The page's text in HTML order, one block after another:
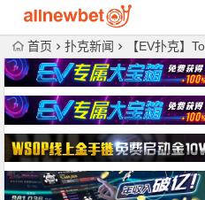
首页 扑克新闻 【EV扑克】Tom